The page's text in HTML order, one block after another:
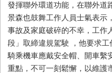
發揮聯外環道功能，在聯外道
景森也鼓舞工作人員士氣表示
事故及家庭破碎的不幸，工作
段」取締違規駕駛 ，他要求工
騎乘機車應戴安全帽、開車繫
重點，不可一刻鬆懈，以維護